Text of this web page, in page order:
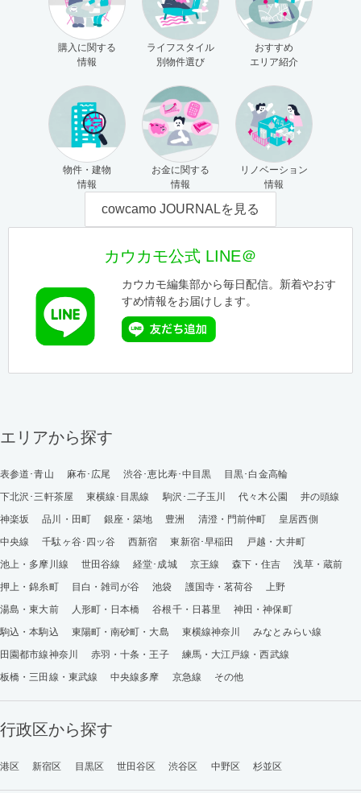
購入に関する
情報
ライフスタイル
別物件選び
おすすめ
エリア紹介
物件・建物
情報
お金に関する
情報
リノベーション
情報
cowcamo JOURNALを見る
カウカモ公式 LINE＠
カウカモ編集部から毎日配信。新着やおす
すめ情報をお届けします。
エリアから探す
表参道･青山 麻布･広尾 渋谷･恵比寿･中目黒
目黒･白金高輪
下北沢･三軒茶屋
東横線･目黒線 駒沢･二子玉川 代々木公園
井の頭線
神楽坂
品川・田町 銀座・築地 豊洲 清澄・門前仲町
皇居西側
中央線
千駄ヶ谷･四ッ谷 西新宿 東新宿･早稲田
戸越・大井町
池上・多摩川線
世田谷線 経堂･成城 京王線 森下・住吉
浅草・蔵前
押上・錦糸町
目白・雑司が谷 池袋 護国寺・茗荷谷
上野
湯島・東大前
人形町・日本橋 谷根千・日暮里
神田・神保町
駒込・本駒込
東陽町・南砂町・大島 東横線神奈川
みなとみらい線
田園都市線神奈川
赤羽・十条・王子
練馬・大江戸線・西武線
板橋・三田線・東武線
中央線多摩 京急線 その他
行政区から探す
港区 新宿区 目黒区 世田谷区 渋谷区 中野区 杉並区